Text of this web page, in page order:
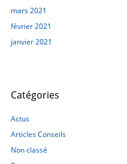
mars 2021
février 2021
janvier 2021
Catégories
Actus
Articles Conseils
Non classé